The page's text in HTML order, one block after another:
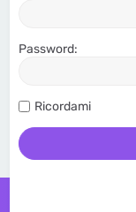
Password:
Ricordami